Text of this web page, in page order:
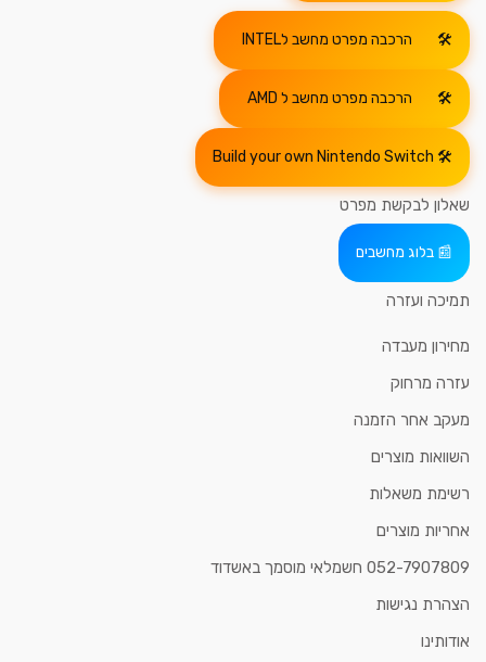
הרכבה מפרט מחשב לINTEL
הרכבה מפרט מחשב ל AMD
Build your own Nintendo Switch
שאלון לבקשת מפרט
בלוג מחשבים
תמיכה ועזרה
מחירון מעבדה
עזרה מרחוק
מעקב אחר הזמנה
השוואות מוצרים
רשימת משאלות
אחריות מוצרים
052-7907809 חשמלאי מוסמך באשדוד
הצהרת נגישות
אודותינו